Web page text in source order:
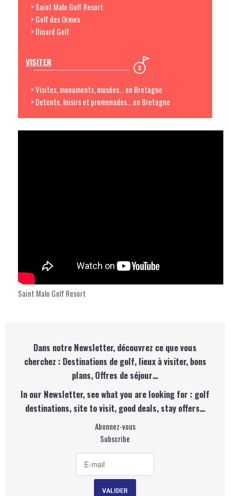
> Saint Malo Golf Resort
> Golf des Ormes
> Dinard Golf
VISITER
> Visites, monuments, musées... en Bretagne
> Detente, loisirs et promenades... en Bretagne
Saint Malo Golf Resort
Dans notre Newsletter, découvrez ce que vous
cherchez : Destinations de golf, lieux à visiter, bons
plans, Offres de séjour…
In our Newsletter, see what you are looking for : golf
destinations, site to visit, good deals, stay offers…
Abonnez-vous
Subscribe